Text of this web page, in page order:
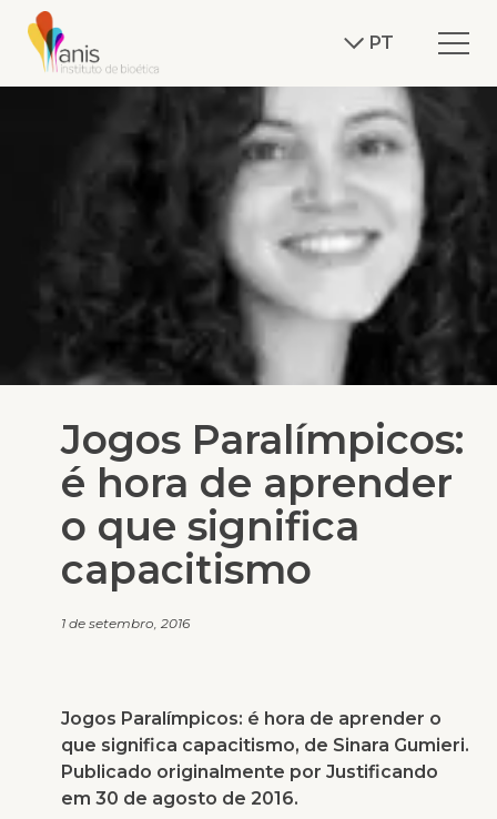
PT
Jogos Paralímpicos:
é hora de aprender
o que significa
capacitismo
1 de setembro, 2016
Jogos Paralímpicos: é hora de aprender o
que significa capacitismo, de Sinara Gumieri.
Publicado originalmente por Justificando
em 30 de agosto de 2016.